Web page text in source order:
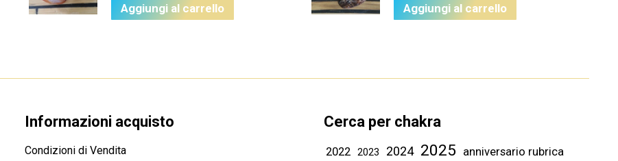
Aggiungi al carrello Aggiungi al carrello
Informazioni acquisto
Condizioni di Vendita
Cerca per chakra
2022 2023 2024 2025 anniversario rubrica